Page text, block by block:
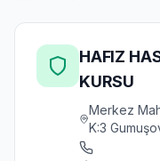
HAFIZ
KURSU
Merkez
K:3